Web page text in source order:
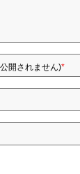
開されません)*